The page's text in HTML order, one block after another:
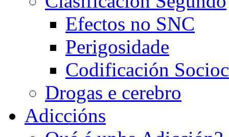
Efectos no SNC
Perigosidade
Codificación
Drogas e cerebro
Adiccións